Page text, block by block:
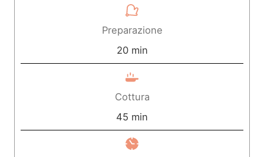
Preparazione
20m
i
t
i
min
Cottura
45 m
i
min